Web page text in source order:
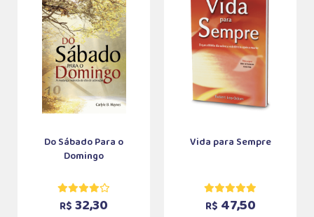
Do Sábado Para o
Domingo
R$ 32,30
Vida para Sempre
R$ 47,50